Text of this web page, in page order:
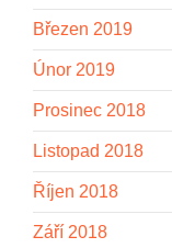
Březen 2019
Únor 2019
Prosinec 2018
Listopad 2018
Říjen 2018
Září 2018